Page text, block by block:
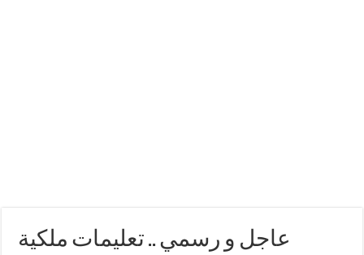
عاجل و رسمي .. تعليمات ملكية